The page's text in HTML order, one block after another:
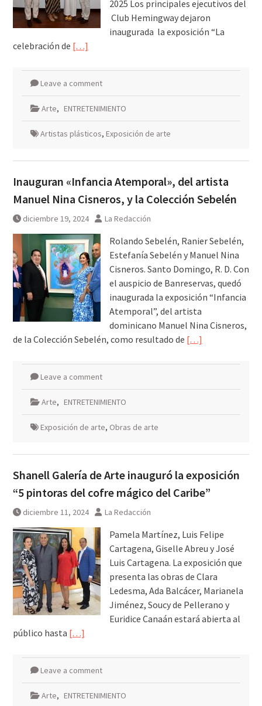
2025 Los principales ejecutivos del
Club Hemingway dejaron
inaugurada la exposición “La
celebración de […]
Leave a comment
Arte, ENTRETENIMIENTO
Artistas plásticos, Exposición de arte
Inauguran «Infancia Atemporal», del artista
Manuel Nina Cisneros, y la Colección Sebelén
diciembre 19, 2024 La Redacción
Rolando Sebelén, Ranier Sebelén,
Estefanía Sebelén y Manuel Nina
Cisneros. Santo Domingo, R. D. Con
el auspicio de Banreservas, quedó
inaugurada la exposición “Infancia
Atemporal”, del artista
dominicano Manuel Nina Cisneros,
de la Colección Sebelén, como resultado de […]
Leave a comment
Arte, ENTRETENIMIENTO
Exposición de arte, Obras de arte
Shanell Galería de Arte inauguró la exposición
“5 pintoras del cofre mágico del Caribe”
diciembre 11, 2024 La Redacción
Pamela Martínez, Luis Felipe
Cartagena, Giselle Abreu y José
Luis Cartagena. La exposición que
presenta las obras de Clara
Ledesma, Ada Balcácer, Marianela
Jiménez, Soucy de Pellerano y
Euridice Canaán estará abierta al
público hasta […]
Leave a comment
Arte, ENTRETENIMIENTO